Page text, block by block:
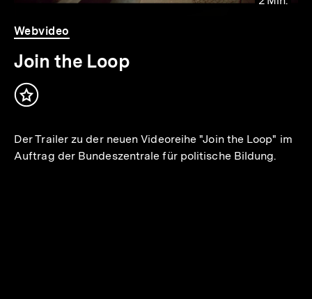
Video
Dauer
2
Min.
Webvideo
Join the Loop
Inhalt
Der Trailer zu der neuen Videoreihe "Join the Loop" im
Auftrag der Bundeszentrale für politische Bildung.